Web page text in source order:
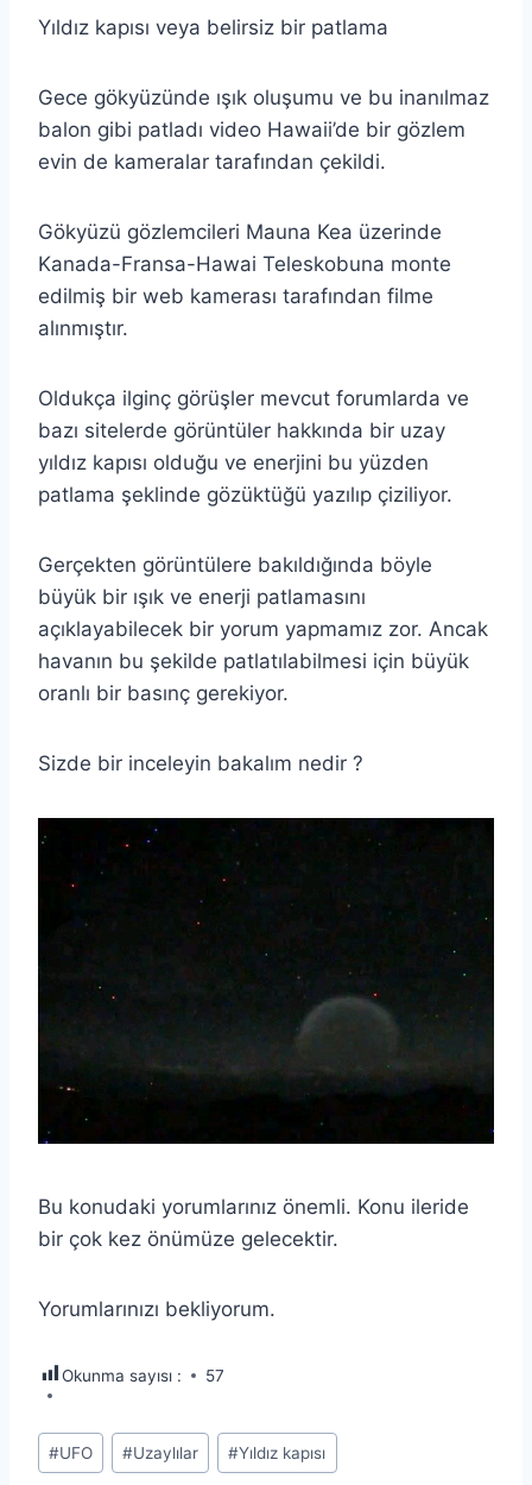
Yıldız kapısı veya belirsiz bir patlama
Gece gökyüzünde ışık oluşumu ve bu inanılmaz
balon gibi patladı video Hawaii’de bir gözlem
evin de kameralar tarafından çekildi.
Gökyüzü gözlemcileri Mauna Kea üzerinde
Kanada-Fransa-Hawai Teleskobuna monte
edilmiş bir web kamerası tarafından filme
alınmıştır.
Oldukça ilginç görüşler mevcut forumlarda ve
bazı sitelerde görüntüler hakkında bir uzay
yıldız kapısı olduğu ve enerjini bu yüzden
patlama şeklinde gözüktüğü yazılıp çiziliyor.
Gerçekten görüntülere bakıldığında böyle
büyük bir ışık ve enerji patlamasını
açıklayabilecek bir yorum yapmamız zor. Ancak
havanın bu şekilde patlatılabilmesi için büyük
oranlı bir basınç gerekiyor.
Sizde bir inceleyin bakalım nedir ?
Bu konudaki yorumlarınız önemli. Konu ileride
bir çok kez önümüze gelecektir.
Yorumlarınızı bekliyorum.
Okunma sayısı : 57
Post
Tags:
#UFO #Uzaylılar #Yıldız kapısı